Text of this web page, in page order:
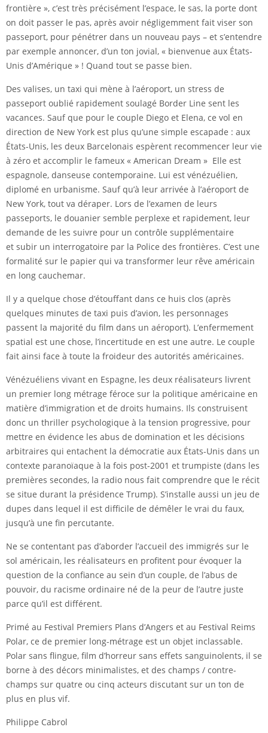
frontière », c’est très précisément l’espace, le sas, la porte dont
on doit passer le pas, après avoir négligemment fait viser son
passeport, pour pénétrer dans un nouveau pays – et s’entendre
par exemple annoncer, d’un ton jovial, « bienvenue aux États-
Unis d’Amérique » ! Quand tout se passe bien.
Des valises, un taxi qui mène à l’aéroport, un stress de
passeport oublié rapidement soulagé Border Line sent les
vacances. Sauf que pour le couple Diego et Elena, ce vol en
direction de New York est plus qu’une simple escapade : aux
États-Unis, les deux Barcelonais espèrent recommencer leur vie
à zéro et accomplir le fameux « American Dream » Elle est
espagnole, danseuse contemporaine. Lui est vénézuélien,
diplomé en urbanisme. Sauf qu’à leur arrivée à l’aéroport de
New York, tout va déraper. Lors de l’examen de leurs
passeports, le douanier semble perplexe et rapidement, leur
demande de les suivre pour un contrôle supplémentaire
et subir un interrogatoire par la Police des frontières. C’est une
formalité sur le papier qui va transformer leur rêve américain
en long cauchemar.
Il y a quelque chose d’étouffant dans ce huis clos (après
quelques minutes de taxi puis d’avion, les personnages
passent la majorité du film dans un aéroport). L’enfermement
spatial est une chose, l’incertitude en est une autre. Le couple
fait ainsi face à toute la froideur des autorités américaines.
Vénézuéliens vivant en Espagne, les deux réalisateurs livrent
un premier long métrage féroce sur la politique américaine en
matière d’immigration et de droits humains. Ils construisent
donc un thriller psychologique à la tension progressive, pour
mettre en évidence les abus de domination et les décisions
arbitraires qui entachent la démocratie aux États-Unis dans un
contexte paranoïaque à la fois post-2001 et trumpiste (dans les
premières secondes, la radio nous fait comprendre que le récit
se situe durant la présidence Trump). S’installe aussi un jeu de
dupes dans lequel il est difficile de démêler le vrai du faux,
jusqu’à une fin percutante.
Ne se contentant pas d’aborder l’accueil des immigrés sur le
sol américain, les réalisateurs en profitent pour évoquer la
question de la confiance au sein d’un couple, de l’abus de
pouvoir, du racisme ordinaire né de la peur de l’autre juste
parce qu’il est différent.
Primé au Festival Premiers Plans d’Angers et au Festival Reims
Polar, ce de premier long-métrage est un objet inclassable.
Polar sans flingue, film d’horreur sans effets sanguinolents, il se
borne à des décors minimalistes, et des champs / contre-
champs sur quatre ou cinq acteurs discutant sur un ton de
plus en plus vif.
Philippe Cabrol